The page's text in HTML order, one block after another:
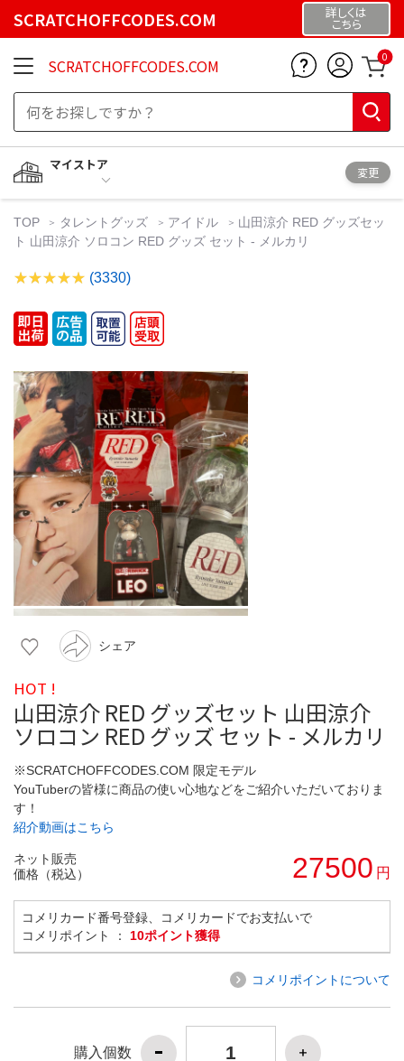
SCRATCHOFFCODES.COM 詳しくは
こちら
SCRATCHOFFCODES.COM 0
マイストア
変更
TOP タレントグッズ アイドル
山田涼介 RED グッズセッ
ト 山田涼介 ソロコン RED グッズ セット - メルカリ
(3330)
シェア
HOT !
山田涼介 RED グッズセット 山田涼介
ソロコン RED グッズ セット - メルカリ
※SCRATCHOFFCODES.COM 限定モデル
YouTuberの皆様に商品の使い心地などをご紹介いただいておりま
す！
紹介動画はこちら
ネット販売
価格（税込）
27500 円
コメリカード番号登録、コメリカードでお支払いで
コメリポイント ： 10ポイント獲得
コメリポイントについて
購入個数